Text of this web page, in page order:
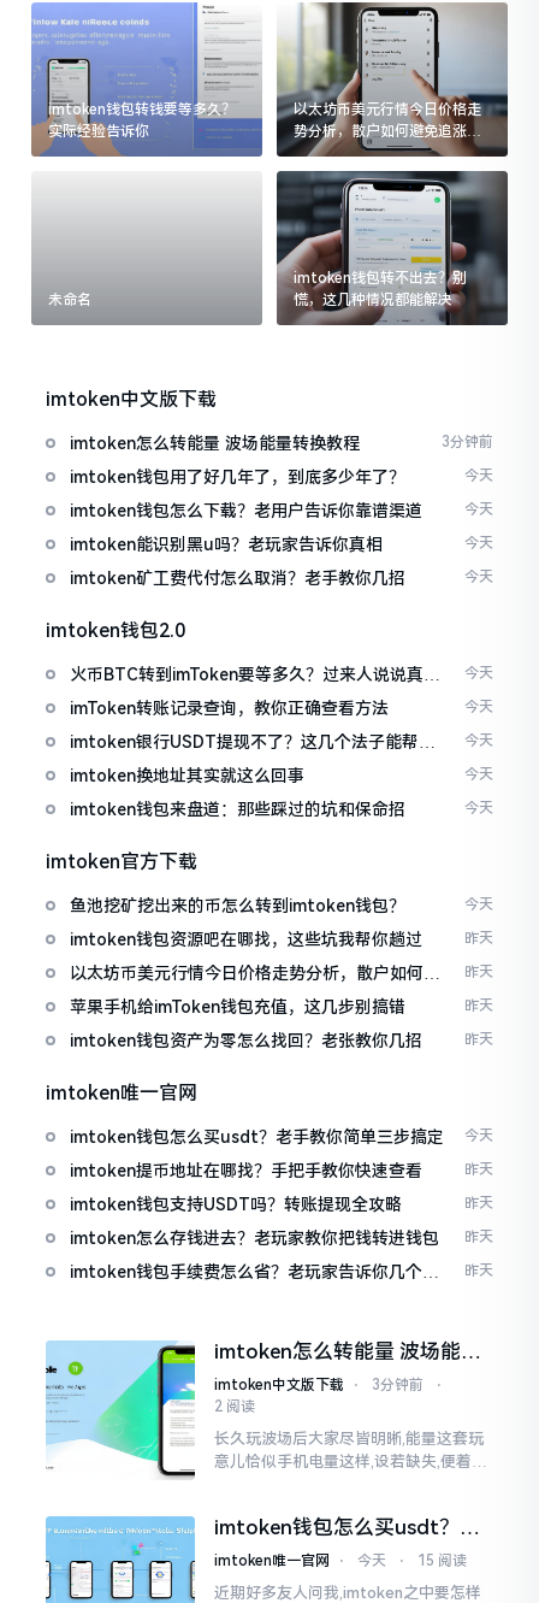
imtoken钱包转钱要等多久？
实际经验告诉你
以太坊币美元行情今日价格走
势分析，散户如何避免追涨杀
跌被套牢
未命名
imtoken钱包转不出去？别
慌，这几种情况都能解决
imtoken中文版下载
imtoken怎么转能量 波场能量转换教程 3分钟前
imtoken钱包用了好几年了，到底多少年了？ 今天
imtoken钱包怎么下载？老用户告诉你靠谱渠道 今天
imtoken能识别黑u吗？老玩家告诉你真相 今天
imtoken矿工费代付怎么取消？老手教你几招 今天
imtoken钱包2.0
火币BTC转到imToken要等多久？过来人说说真实
情况
今天
imToken转账记录查询，教你正确查看方法 今天
imtoken银行USDT提现不了？这几个法子能帮你
搞定
今天
imtoken换地址其实就这么回事 今天
imtoken钱包来盘道：那些踩过的坑和保命招 今天
imtoken官方下载
鱼池挖矿挖出来的币怎么转到imtoken钱包？ 今天
imtoken钱包资源吧在哪找，这些坑我帮你趟过 昨天
以太坊币美元行情今日价格走势分析，散户如何避
免追涨杀跌被套牢
昨天
苹果手机给imToken钱包充值，这几步别搞错 昨天
imtoken钱包资产为零怎么找回？老张教你几招 昨天
imtoken唯一官网
imtoken钱包怎么买usdt？老手教你简单三步搞定 今天
imtoken提币地址在哪找？手把手教你快速查看 昨天
imtoken钱包支持USDT吗？转账提现全攻略 昨天
imtoken怎么存钱进去？老玩家教你把钱转进钱包 昨天
imtoken钱包手续费怎么省？老玩家告诉你几个实
昨天
imtoken怎么转能量 波场能量
转换教程
imtoken中文版下载 ⋅ 3分钟前
⋅
2 阅读
长久玩波场后大家尽皆明晰,能量这套玩
意儿恰似手机电量这样,设若缺失,便着实
imtoken钱包怎么买usdt？老
手教你简单三步搞定
imtoken唯一官网 ⋅ 今天 ⋅ 15 阅读
近期好多友人问我,imtoken之中要怎样